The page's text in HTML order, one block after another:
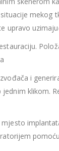
mekog
upravo
i
klikom.